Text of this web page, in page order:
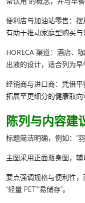
便利店与加油站零售：
有助于推动家庭型购买与
HORECA 渠道：酒店、
出液的设计，适合列为早
经销商与进口商：凭借
拓展至更细分的健康取向
陈列与内容建
标题简洁明确，例如：“
主图采用正面瓶身图，辅
要点强调规格与便利性，
“轻量 PET”“易储存”。